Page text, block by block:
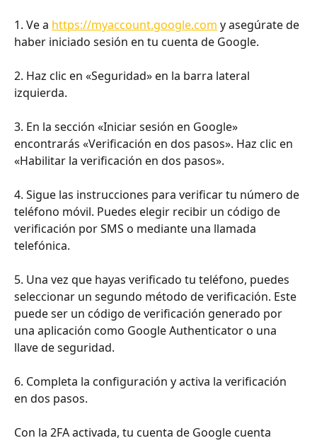
1. Ve a https://myaccount.google.com y asegúrate de
haber iniciado sesión en tu cuenta de Google.
2. Haz clic en «Seguridad» en la barra lateral
izquierda.
3. En la sección «Iniciar sesión en Google»
encontrarás «Verificación en dos pasos». Haz clic en
«Habilitar la verificación en dos pasos».
4. Sigue las instrucciones para verificar tu número de
teléfono móvil. Puedes elegir recibir un código de
verificación por SMS o mediante una llamada
telefónica.
5. Una vez que hayas verificado tu teléfono, puedes
seleccionar un segundo método de verificación. Este
puede ser un código de verificación generado por
una aplicación como Google Authenticator o una
llave de seguridad.
6. Completa la configuración y activa la verificación
en dos pasos.
Con la 2FA activada, tu cuenta de Google cuenta